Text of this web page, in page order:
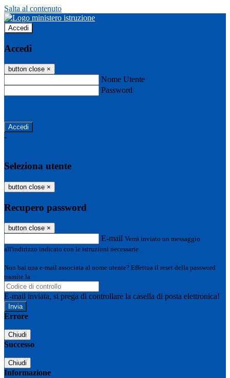
Salta al contenuto
Accedi
Accedi
button close ×
Nome Utente
Password
-
Seleziona utente
button close ×
Recupero password
button close ×
E-mail Verrà inviato un messaggio
all'indirizzo indicato con le istruzioni necessarie.
Non hai una e-mail associata al nome utente? Effettua il reset della password
tramite la
E-mail inviata, si prega di controllare la casella di posta elettronica!
Errore
Chiudi
Successo
Chiudi
Informazione